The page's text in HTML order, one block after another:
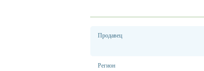
Продавец
Регион